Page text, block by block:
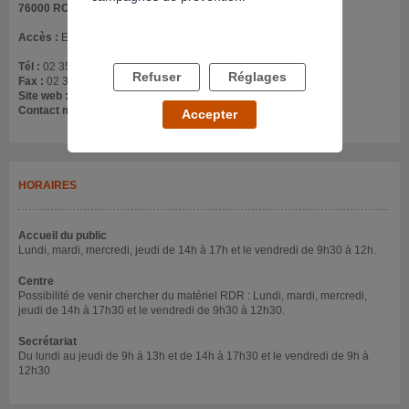
76000 ROUEN
Accès : En centre ville
Tél : 02 35 70 41 20
Fax : 02 35 71 42 58
Site web :
www.laboussole.asso.fr/caarud/
Contact mail :
boutik@laboussole.asso.fr
HORAIRES
Accueil du public
Lundi, mardi, mercredi, jeudi de 14h à 17h et le vendredi de 9h30 à 12h.
Centre
Possibilité de venir chercher du matériel RDR : Lundi, mardi, mercredi,
jeudi de 14h à 17h30 et le vendredi de 9h30 à 12h30.
Secrétariat
Du lundi au jeudi de 9h à 13h et de 14h à 17h30 et le vendredi de 9h à
12h30
Refuser Réglages
Accepter